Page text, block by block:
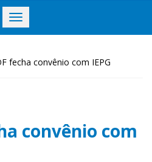
Toggle
navigation
fecha convênio com IEPG
convênio com